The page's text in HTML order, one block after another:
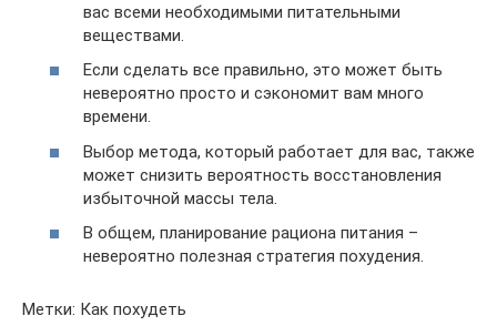
вас всеми необходимыми питательными
веществами.
Если сделать все правильно, это может быть
невероятно просто и сэкономит вам много
времени.
Выбор метода, который работает для вас, также
может снизить вероятность восстановления
избыточной массы тела.
В общем, планирование рациона питания –
невероятно полезная стратегия похудения.
Метки: Как похудеть